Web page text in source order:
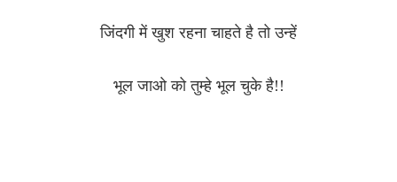
जिंदगी में खुश रहना चाहते है तो उन्हें
भूल जाओ को तुम्हे भूल चुके है!!